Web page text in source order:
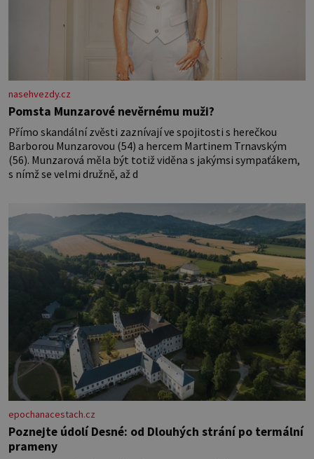
nasehvezdy.cz
Pomsta Munzarové nevěrnému muži?
Přímo skandální zvěsti zaznívají ve spojitosti s herečkou
Barborou Munzarovou (54) a hercem Martinem Trnavským
(56). Munzarová měla být totiž viděna s jakýmsi sympaťákem,
s nímž se velmi družně, až d
epochanacestach.cz
Poznejte údolí Desné: od Dlouhých strání po termální
prameny